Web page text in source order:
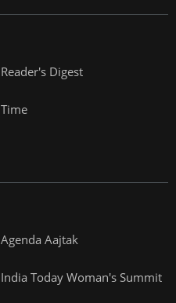
Reader's Digest
Time
Agenda Aajtak
India Today Woman's Summit